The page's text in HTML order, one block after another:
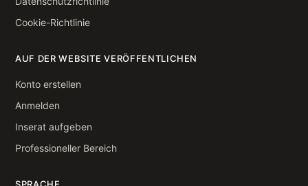
Cookie-Richtlinie
AUF DER WEBSITE VERÖFFENTLICHEN
Konto erstellen
Anmelden
Inserat aufgeben
Professioneller Bereich